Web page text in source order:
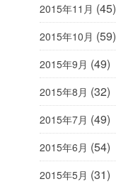
2015年11月 (45)
2015年10月 (59)
2015年9月 (49)
2015年8月 (32)
2015年7月 (49)
2015年6月 (54)
2015年5月 (31)